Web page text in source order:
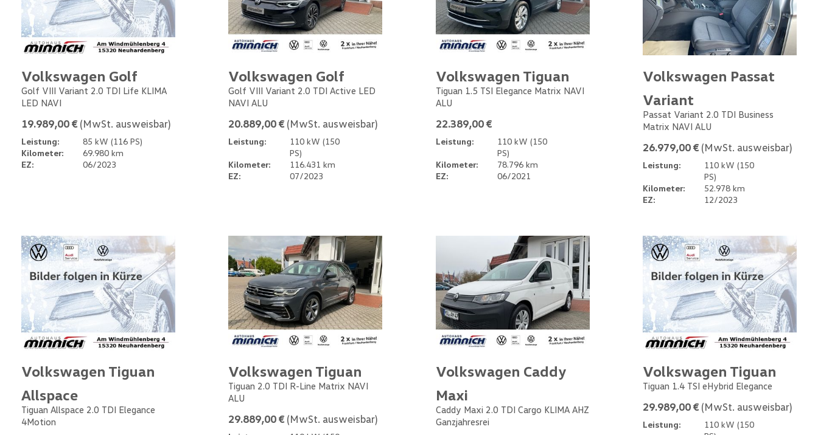
Volkswagen Golf
Golf VIII Variant 2.0 TDI Life KLIMA
LED NAVI
19.989,00 € (MwSt. ausweisbar)
Leistung:
85 kW (116 PS)
Kilometer:
69.980 km
EZ:
06/2023
Volkswagen Golf
Golf VIII Variant 2.0 TDI Active LED
NAVI ALU
20.889,00 € (MwSt. ausweisbar)
Leistung:
110 kW (150
PS)
Kilometer:
116.431 km
EZ:
07/2023
Volkswagen Tiguan
Tiguan 1.5 TSI Elegance Matrix NAVI
ALU
22.389,00 €
Leistung:
110 kW (150
PS)
Kilometer:
78.796 km
EZ:
06/2021
Volkswagen Passat
Variant
Passat Variant 2.0 TDI Business
Matrix NAVI ALU
26.979,00 € (MwSt. ausweisbar)
Leistung:
110 kW (150
PS)
Kilometer:
52.978 km
EZ:
12/2023
Volkswagen Tiguan
Allspace
Tiguan Allspace 2.0 TDI Elegance
4Motion
Volkswagen Tiguan
Tiguan 2.0 TDI R-Line Matrix NAVI
ALU
29.889,00 € (MwSt. ausweisbar)
Volkswagen Caddy
Maxi
Caddy Maxi 2.0 TDI Cargo KLIMA AHZ
Ganzjahresrei
Volkswagen Tiguan
Tiguan 1.4 TSI eHybrid Elegance
29.989,00 € (MwSt. ausweisbar)
Leistung:
110 kW (150